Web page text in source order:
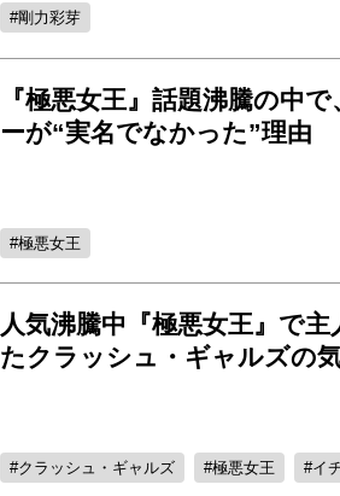
剛力彩芽
『極悪女王』話題沸騰の中
ーが“実名でなかった”理由
極悪女王
人気沸騰中『極悪女王』で
たクラッシュ・ギャルズの
クラッシュ・ギャルズ 極悪女王 イ